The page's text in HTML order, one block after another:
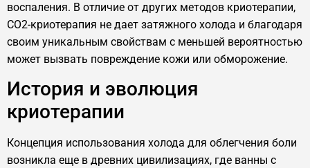
воспаления. В отличие от других методов криотерапии,
CO2-криотерапия не дает затяжного холода и благодаря
своим уникальным свойствам с меньшей вероятностью
может вызвать повреждение кожи или обморожение.
История и эволюция
криотерапии
Концепция использования холода для облегчения боли
возникла еще в древних цивилизациях, где ванны с